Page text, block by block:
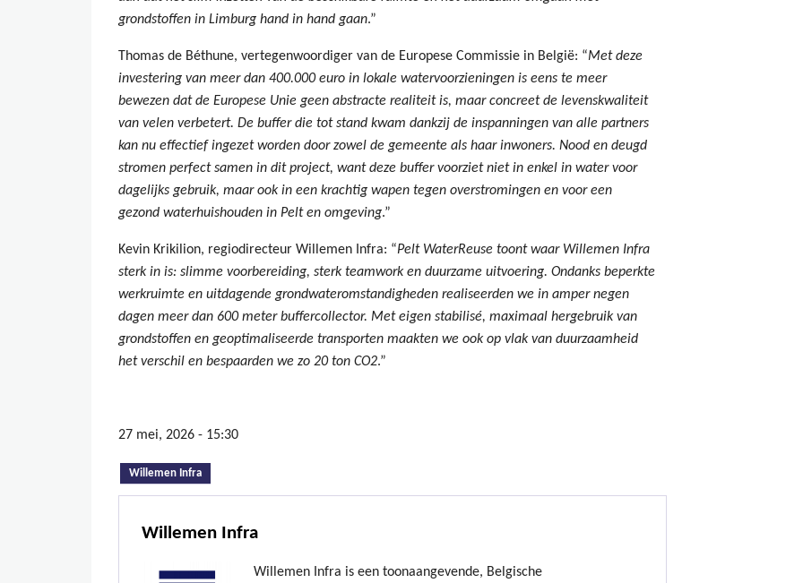
grondstoffen in Limburg hand in hand gaan.”
Thomas de Béthune, vertegenwoordiger van de Europese Commissie in België: “Met deze
investering van meer dan 400.000 euro in lokale watervoorzieningen is eens te meer
bewezen dat de Europese Unie geen abstracte realiteit is, maar concreet de levenskwaliteit
van velen verbetert. De buffer die tot stand kwam dankzij de inspanningen van alle partners
kan nu effectief ingezet worden door zowel de gemeente als haar inwoners. Nood en deugd
stromen perfect samen in dit project, want deze buffer voorziet niet in enkel in water voor
dagelijks gebruik, maar ook in een krachtig wapen tegen overstromingen en voor een
gezond waterhuishouden in Pelt en omgeving.”
Kevin Krikilion, regiodirecteur Willemen Infra: “Pelt WaterReuse toont waar Willemen Infra
sterk in is: slimme voorbereiding, sterk teamwork en duurzame uitvoering. Ondanks beperkte
werkruimte en uitdagende grondwateromstandigheden realiseerden we in amper negen
dagen meer dan 600 meter buffercollector. Met eigen stabilisé, maximaal hergebruik van
grondstoffen en geoptimaliseerde transporten maakten we ook op vlak van duurzaamheid
het verschil en bespaarden we zo 20 ton CO2.”
27 mei, 2026 - 15:30
Willemen Infra
Willemen Infra
Willemen Infra is een toonaangevende, Belgische